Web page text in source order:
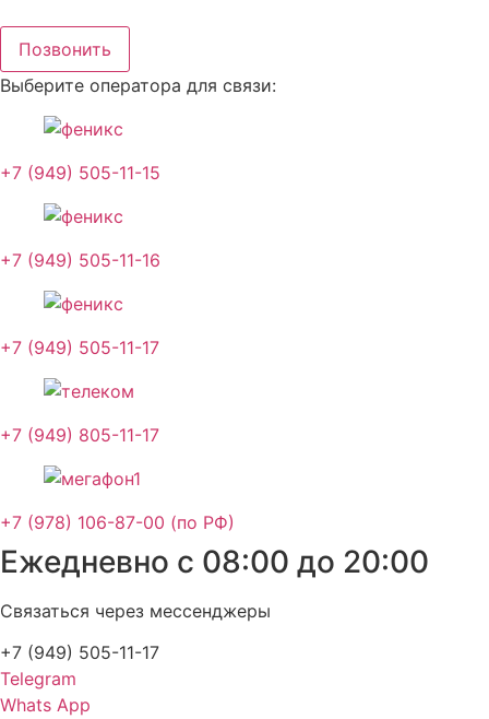
содержимому
Позвонить
Выберите оператора для связи:
+7 (949) 505-11-15
+7 (949) 505-11-16
+7 (949) 505-11-17
+7 (949) 805-11-17
+7 (978) 106-87-00 (по РФ)
Ежедневно с 08:00 до 20:00
Связаться через мессенджеры
+7 (949) 505-11-17
Telegram
Whats App